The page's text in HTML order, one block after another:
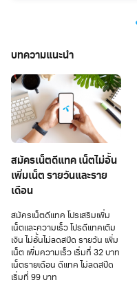
บทความแนะนำ
สมัครเน็ตดีแทค เน็ตไม่อั้น
เพิ่มเน็ต รายวันและราย
เดือน
สมัครเน็ตดีแทค โปรเสริมเพิ่ม
เน็ตและความเร็ว โปรดีแทคเติม
เงิน ไม่อั้นไม่ลดสปีด รายวัน เพิ่ม
เน็ต เพิ่มความเร็ว เริ่มที่ 32 บาท
เน็ตรายเดือน ดีแทค ไม่ลดสปีด
เริ่มที่ 99 บาท